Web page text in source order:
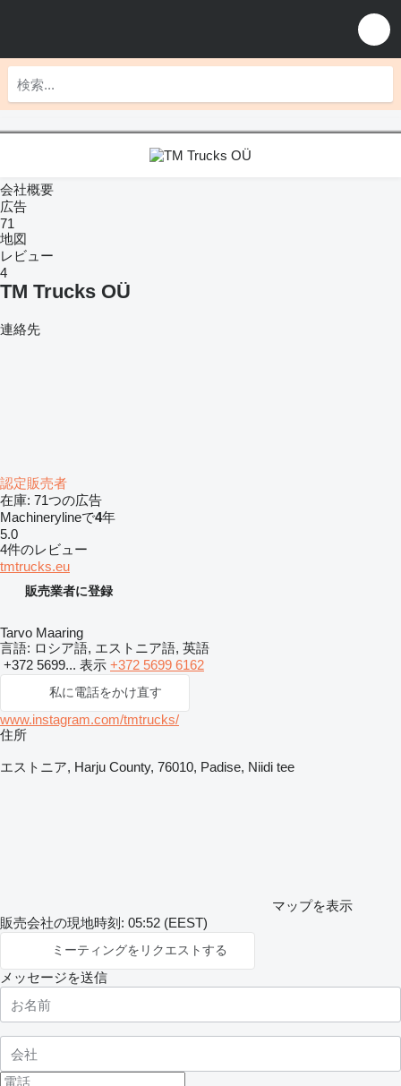
会社概要
広告
71
地図
レビュー
4
TM Trucks OÜ
連絡先
認定販売者
在庫: 71つの広告
Machinerylineで4年
5.0
4件のレビュー
tmtrucks.eu
販売業者に登録
Tarvo Maaring
言語: ロシア語, エストニア語, 英語
+372 5699... 表示 +372 5699 6162
私に電話をかけ直す
www.instagram.com/tmtrucks/
住所
エストニア, Harju County, 76010, Padise, Niidi tee
マップを表示
販売会社の現地時刻: 05:52 (EEST)
ミーティングをリクエストする
メッセージを送信